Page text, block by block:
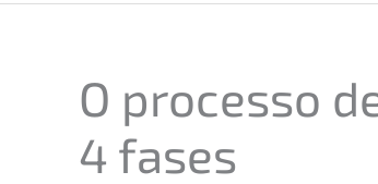
O proces­so
4 fases